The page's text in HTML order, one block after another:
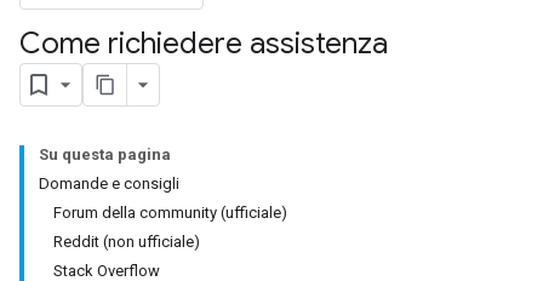
Come richiedere assistenza
Su questa pagina
Domande e consigli
Forum della community (ufficiale)
Reddit (non ufficiale)
Stack Overflow